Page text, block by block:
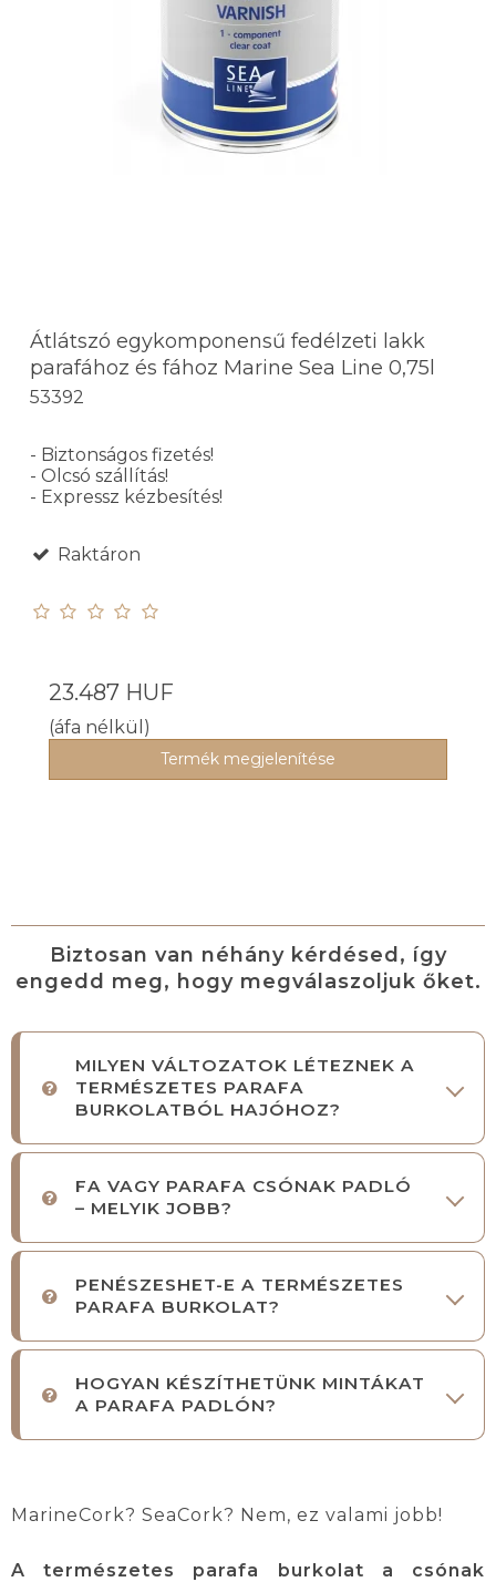
Átlátszó egykomponensű fedélzeti lakk
parafához és fához Marine Sea Line 0,75l
53392
- Biztonságos fizetés!
- Olcsó szállítás!
- Expressz kézbesítés!
Raktáron
23.487 HUF
(áfa nélkül)
Termék megjelenítése
Biztosan van néhány kérdésed, így
engedd meg, hogy megválaszoljuk őket.
MILYEN VÁLTOZATOK LÉTEZNEK A
TERMÉSZETES PARAFA
BURKOLATBÓL HAJÓHOZ?
FA VAGY PARAFA CSÓNAK PADLÓ
– MELYIK JOBB?
PENÉSZESHET-E A TERMÉSZETES
PARAFA BURKOLAT?
HOGYAN KÉSZÍTHETÜNK MINTÁKAT
A PARAFA PADLÓN?
MarineCork? SeaCork? Nem, ez valami jobb!
A természetes parafa burkolat a csónak